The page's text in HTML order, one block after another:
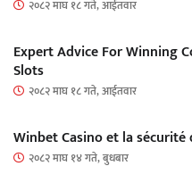
२०८२ माघ १८ गते, आईतवार
Expert Advice For Winning
Slots
२०८२ माघ १८ गते, आईतवार
Winbet Casino et la
२०८२ माघ १४ गते, बुधबार